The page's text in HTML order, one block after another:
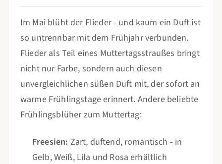
Im Mai blüht der Flieder - und kaum ein Duft ist
so untrennbar mit dem Frühjahr verbunden.
Flieder als Teil eines Muttertagsstraußes bringt
nicht nur Farbe, sondern auch diesen
unvergleichlichen süßen Duft mit, der sofort an
warme Frühlingstage erinnert. Andere beliebte
Frühlingsblüher zum Muttertag:
Freesien: Zart, duftend, romantisch - in
Gelb, Weiß, Lila und Rosa erhältlich